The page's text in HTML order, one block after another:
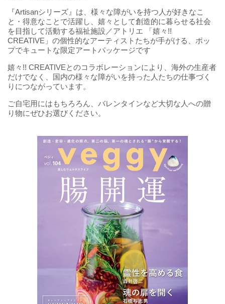
『Artisanシリーズ』は、様々な障がいを持つ人が好きなこ
と・得意なことで活躍し、嬉々として創造的に暮らせる社会
を目指して活動する福祉施設／アトリエ 「嬉々!!
CREATIVE」の個性的なアーティストたちが手がける、ポッ
プでキュートな限定アートパッケージです
嬉々!! CREATIVEとのコラボレーションにより、海外の生産者
だけでなく、国内の様々な障がいを持った人たちの仕事づく
りにつながっています。
ご自宅用にはもちろろん、バレンタインなど大切な人への贈
り物にぜひお選びください。